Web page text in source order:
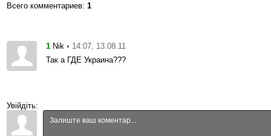
Всего комментариев: 1
1 Nik • 14:07, 13.08.11
Так а ГДЕ Украина???
Увійдіть: